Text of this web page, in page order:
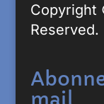
Copyright
Reserved.